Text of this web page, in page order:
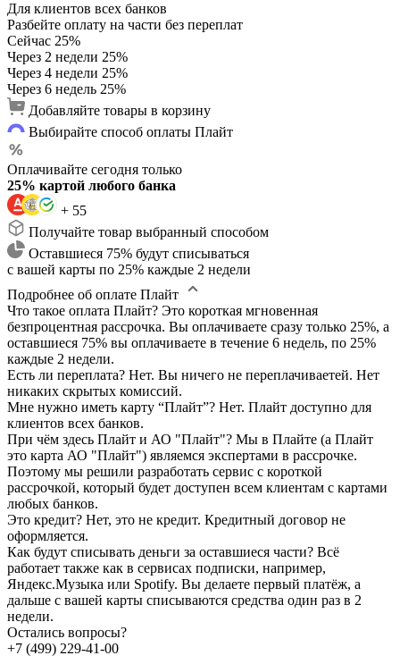
Для клиентов всех банков
Разбейте оплату на части без переплат
Сейчас 25%
Через 2 недели 25%
Через 4 недели 25%
Через 6 недель 25%
Добавляйте товары в корзину
Выбирайте способ оплаты Плайт
Оплачивайте сегодня только
25% картой любого банка
+ 55
Получайте товар выбранный способом
Оставшиеся 75% будут списываться
с вашей карты по 25% каждые 2 недели
Подробнее об оплате Плайт
Что такое оплата Плайт? Это короткая мгновенная
безпроцентная рассрочка. Вы оплачиваете сразу только 25%, а
оставшиеся 75% вы оплачиваете в течение 6 недель, по 25%
каждые 2 недели.
Есть ли переплата? Нет. Вы ничего не переплачиваетей. Нет
никаких скрытых комиссий.
Мне нужно иметь карту “Плайт”? Нет. Плайт доступно для
клиентов всех банков.
При чём здесь Плайт и АО "Плайт"? Мы в Плайте (а Плайт
это карта АО "Плайт") являемся экспертами в рассрочке.
Поэтому мы решили разработать сервис с короткой
рассрочкой, который будет доступен всем клиентам с картами
любых банков.
Это кредит? Нет, это не кредит. Кредитный договор не
оформляется.
Как будут списывать деньги за оставшиеся части? Всё
работает также как в сервисах подписки, например,
Яндекс.Музыка или Spotify. Вы делаете первый платёж, а
дальше с вашей карты списываются средства один раз в 2
недели.
Остались вопросы?
+7 (499) 229-41-00